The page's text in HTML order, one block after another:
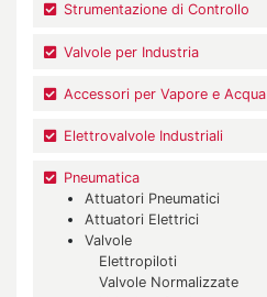
Strumentazione di Controllo
Valvole per Industria
Accessori per Vapore e Acqua
Elettrovalvole Industriali
Pneumatica
Attuatori Pneumatici
Attuatori Elettrici
Valvole
Elettropiloti
Valvole Normalizzate